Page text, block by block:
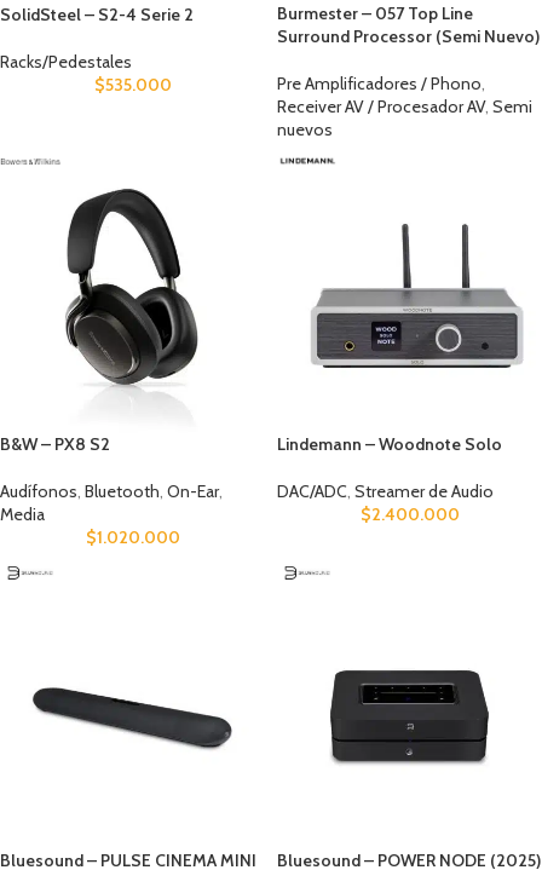
SolidSteel – S2-4 Serie 2
Racks/Pedestales
$535.000
Burmester – 057 Top Line
Surround Processor (Semi Nuevo)
Pre Amplificadores / Phono
Receiver AV / Procesador AV, Semi
nuevos
B&W – PX8 S2
Audífonos Bluetooth On-Ear,
Media
$1.020.000
Lindemann – Woodnote Solo
DAC/ADC, Streamer de Audio
$2.400.000
Bluesound – PULSE CINEMA MINI Bluesound – POWER NODE (2025)